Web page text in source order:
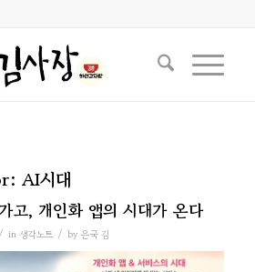
AI시대
고, 개인화 앱의 시대가 온다
/ in 생각노트 / by 은국 김